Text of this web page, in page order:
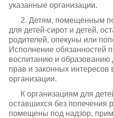
указанные организации.
2. Детям, помещенным
для детей-сирот и детей,
родителей, опекуны или
Исполнение обязанностей
воспитанию и образованию
прав и законных интересов
организации.
К организациям для
оставшихся без попечения
помещены под надзор,